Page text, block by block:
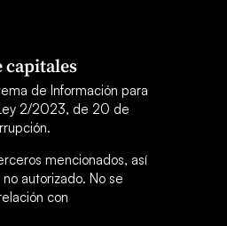
capitales
de Información para
2/2023, de 20 de
mencionados, así
autorizado. No se
con